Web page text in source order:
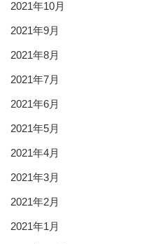
2021年10月
2021年9月
2021年8月
2021年7月
2021年6月
2021年5月
2021年4月
2021年3月
2021年2月
2021年1月